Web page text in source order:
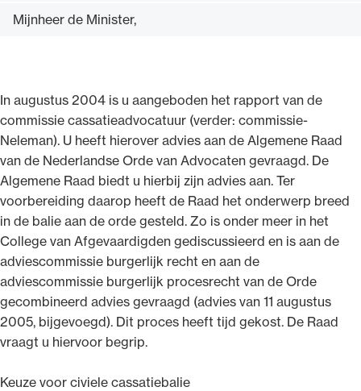
Mijnheer de Minister,
In augustus 2004 is u aangeboden het rapport van de
commissie cassatieadvocatuur (verder: commissie-
Neleman). U heeft hierover advies aan de Algemene Raad
van de Nederlandse Orde van Advocaten gevraagd. De
Algemene Raad biedt u hierbij zijn advies aan. Ter
voorbereiding daarop heeft de Raad het onderwerp breed
in de balie aan de orde gesteld. Zo is onder meer in het
College van Afgevaardigden gediscussieerd en is aan de
adviescommissie burgerlijk recht en aan de
adviescommissie burgerlijk procesrecht van de Orde
gecombineerd advies gevraagd (advies van 11 augustus
2005, bijgevoegd). Dit proces heeft tijd gekost. De Raad
vraagt u hiervoor begrip.
Keuze voor civiele cassatiebalie